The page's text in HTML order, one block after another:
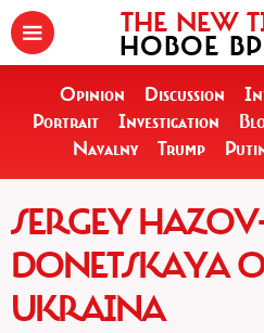
THE NEW
НОВОЕ
Opinion Discussion
Portrait
Investigation
Navalny
Trump
SERGEY
DONETSKAYA
UKRAINA